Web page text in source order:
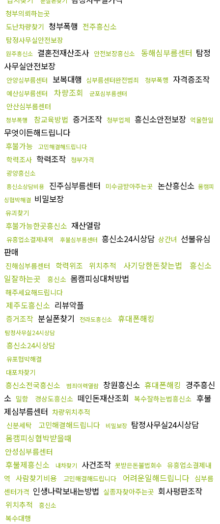
청부의뢰하는곳
도난차량찾기 청부폭행 전주흥신소
탐정사무실안전보장
원주흥신소 결혼전재산조사 안전보장흥신소 동해심부름센터 탐정
사무실안전보장
안양심부름센터 보복대행 심부름센터완전범죄 청부폭행 자격증조작
예산심부름센터 차량조회 군포심부름센터
안산심부름센터
청부폭행 참교육방법 증거조작 청부업체 흥신소안전보장 억울한일
무엇이든해드립니다
후불가능 고민해결해드립니다
학력조사 학력조작 청부가격
광양흥신소
흥신소상담비용 진주심부름센터 미수금받아주는곳 논산흥신소 몸캠피
싱협박해결 비밀보장
유괴찾기
후불가능한곳흥신소 재산열람
유흥업소결제내역 후불심부름센터 흥신소24시상담 상간녀 선불유심
판매
진해심부름센터 학력위조 위치추적 사기당한돈찾는법
흥신소
일잘하는곳
흥신소 몸캠피싱대처방법
해주세요해드립니다
제주도흥신소 리뷰악플
증거조작 분실폰찾기 전라도흥신소 휴대폰해킹
탐정사무실24시상담
흥신소24시상담
유포협박해결
대포차찾기
흥신소전국흥신소 범죄이력열람 창원흥신소 휴대폰해킹 경주흥신
소 밀항 경상도흥신소 떼인돈재산조회 복수잘하는법흥신소 후불
제심부름센터 차량위치추적
신분세탁
고민해결해드립니다 비밀보장 탐정사무실24시상담
몸캠피싱협박받을때
안성심부름센터
후불제흥신소 내차찾기 사건조작 못받은돈불법회수 유흥업소결제내
역 사람찾기비용 고민해결해드립니다 어려운일해드립니다 심부름
센터가격 인생나락보내는방법 실종자찾아주는곳 회사평판조작
위치추적 흥신소
복수대행